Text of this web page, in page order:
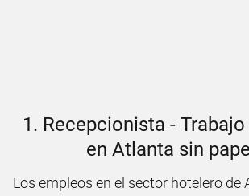
1. Recepcionista -
en Atlanta sin
Los empleos en el sector hotelero de